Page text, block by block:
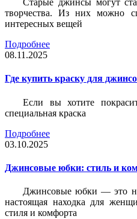
Старые джинсы могут
творчества. Из них можно
интересных вещей
Подробнее
08.11.2025
Где купить краску для
Если вы хотите
специальная краска
Подробнее
03.10.2025
Джинсовые юбки: стиль и
Джинсовые юбки — это не
настоящая находка для
стиля и комфорта